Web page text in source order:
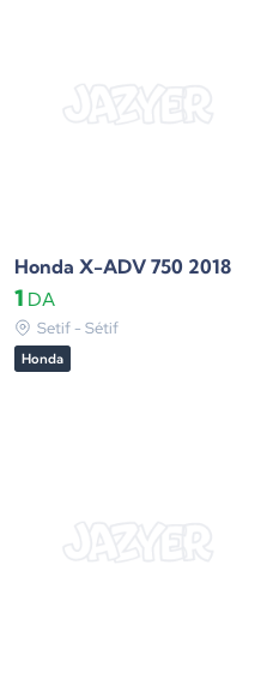
Honda X-ADV 750 2018
1 DA
Setif - Sétif
Honda